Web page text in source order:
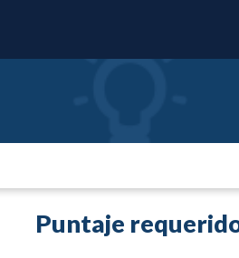
Puntaje